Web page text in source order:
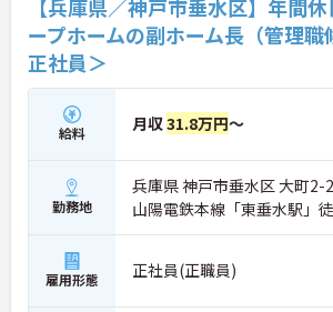
【兵庫県／神戸市垂水区】年間
ープホームの副ホーム長（管理職
正社員＞
給料 月収31.8万円～
勤務地
兵庫県 神戸市垂水区 大町2-
山陽電鉄本線「東垂水駅」
雇用形態 正社員(正職員)